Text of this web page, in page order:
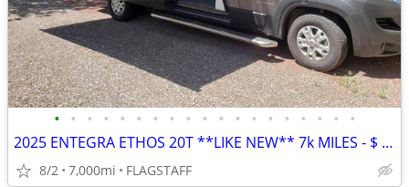
• • • • • • • • • • • • • • • • • • •
2025 ENTEGRA ETHOS 20T **LIKE NEW** 7k MILES - $ 86k
8/2 7,000mi FLAGSTAFF